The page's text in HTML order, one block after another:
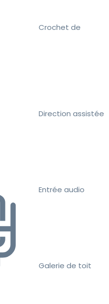
Crochet de
Direction assistée
Entrée audio
Galerie de toit